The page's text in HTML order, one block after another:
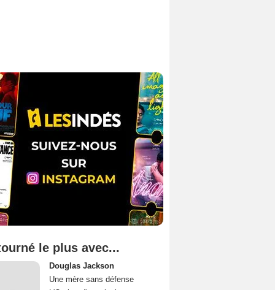
le plus avec...
Douglas Jackson
Une mère sans défense